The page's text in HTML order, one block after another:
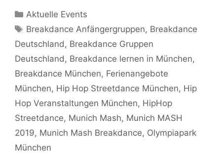
Kategorien
Aktuelle Events
Schlagwörter
Breakdance Anfängergruppen, Breakdance
Deutschland, Breakdance Gruppen
Deutschland, Breakdance lernen in München,
Breakdance München, Ferienangebote
München, Hip Hop Streetdance München, Hip
Hop Veranstaltungen München, HipHop
Streetdance, Munich Mash, Munich MASH
2019, Munich Mash Breakdance, Olympiapark
München